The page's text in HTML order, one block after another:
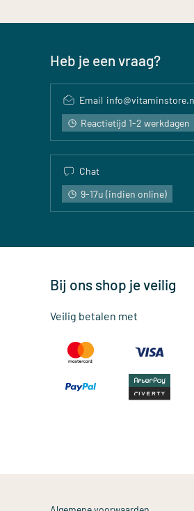
Heb je een vraag?
Email
Reactietijd 1-2 werkdagen
Chat
9-17u (indien online)
Bij ons shop je veilig
Veilig betalen met